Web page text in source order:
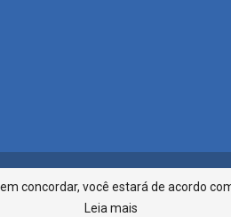
Infonet - Rua
concordar, você estará de acordo
Leia mais